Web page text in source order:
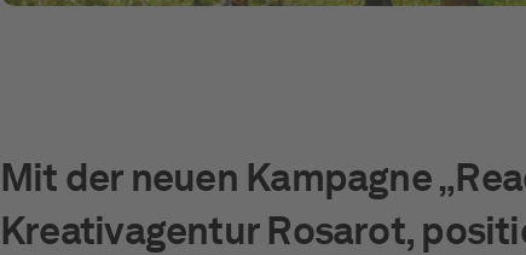
Mit der neuen Kampagne
Kreativagentur Rosarot,